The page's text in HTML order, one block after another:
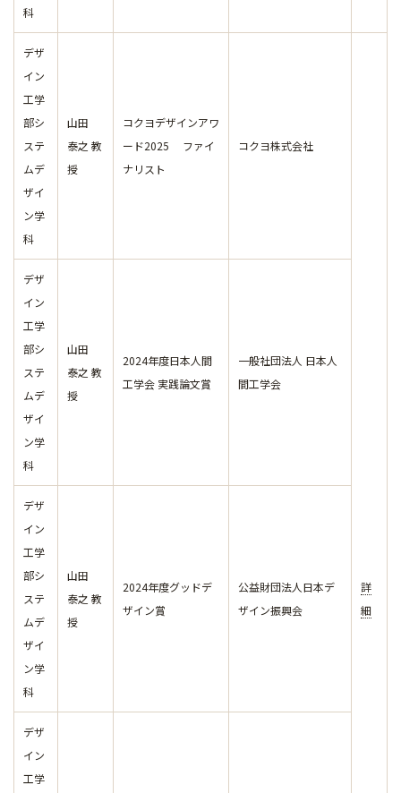
科
デザ
イン
工学
部シ
ステ
ムデ
ザイ
ン学
科
山田
泰之 教
授
コクヨデザインアワ
ード2025 ファイ
ナリスト
コクヨ株式会社
詳
細
デザ
イン
工学
部シ
ステ
ムデ
ザイ
ン学
科
山田
泰之 教
授
2024年度日本人間
工学会 実践論文賞
一般社団法人 日本人
間工学会
デザ
イン
工学
部シ
ステ
ムデ
ザイ
ン学
科
山田
泰之 教
授
2024年度グッドデ
ザイン賞
公益財団法人日本デ
ザイン振興会
デザ
イン
工学